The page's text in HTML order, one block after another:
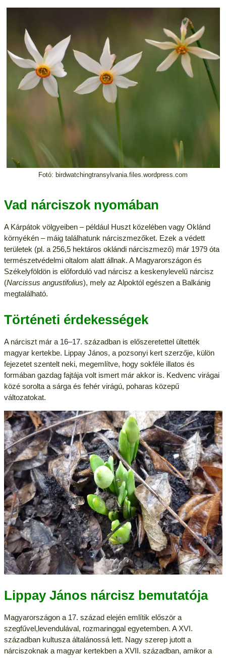
Fotó: birdwatchingtransylvania.files.wordpress.com
Vad nárciszok nyomában
A Kárpátok völgyeiben – például Huszt közelében vagy Oklánd
környékén – máig találhatunk nárciszmezőket. Ezek a védett
területek (pl. a 256,5 hektáros oklándi nárciszmező) már 1979 óta
természetvédelmi oltalom alatt állnak. A Magyarországon és
Székelyföldön is előforduló vad nárcisz a keskenylevelű nárcisz
(Narcissus angustifolius), mely az Alpoktól egészen a Balkánig
megtalálható.
Történeti érdekességek
A nárciszt már a 16–17. században is előszeretettel ültették
magyar kertekbe. Lippay János, a pozsonyi kert szerzője, külön
fejezetet szentelt neki, megemlítve, hogy sokféle illatos és
formában gazdag fajtája volt ismert már akkor is. Kedvenc virágai
közé sorolta a sárga és fehér virágú, poharas közepű
változatokat.
Lippay János nárcisz bemutatója
Magyarországon a 17. század elején említik először a
szegfűvel,levendulával, rozmaringgal egyetemben. A XVI.
században kultusza általánossá lett. Nagy szerep jutott a
nárciszoknak a magyar kertekben a XVII. században, amikor a